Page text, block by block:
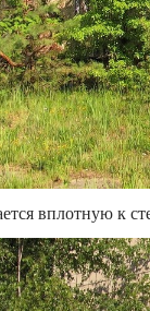
вплотную к